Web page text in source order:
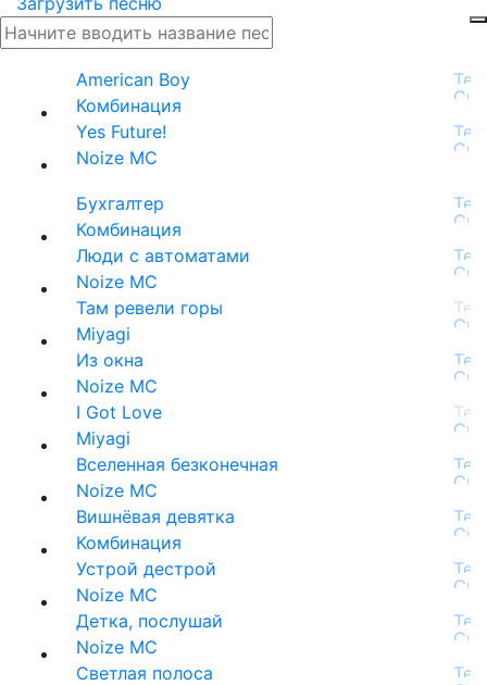
American Boy
Комбинация
Yes Future!
Noize MC
Бухгалтер
Комбинация
Люди с автоматами
Noize MC
Там ревели горы
Miyagi
Из окна
Noize MC
I Got Love
Miyagi
Вселенная безконечная
Noize MC
Вишнёвая девятка
Комбинация
Устрой дестрой
Noize MC
Детка, послушай
Noize MC
Светлая полоса